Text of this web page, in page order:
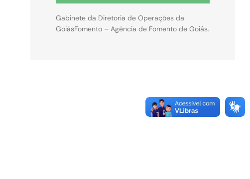
Gabinete da Diretoria de Operações da
GoiásFomento – Agência de Fomento de Goiás.